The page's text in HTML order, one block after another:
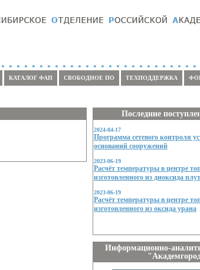
ТЕХПОДДЕРЖКА
СВОБОДНОЕ ПО
КАТАЛОГ ФАП
Последние
2024-04-17
Программа сетевого контроля
оснований сооружений
2023-06-19
Расчёт температуры в центре
изготовленного из диоксида
2023-06-19
Расчёт температуры в центре
изготовленного из оксида урана
Информационно-